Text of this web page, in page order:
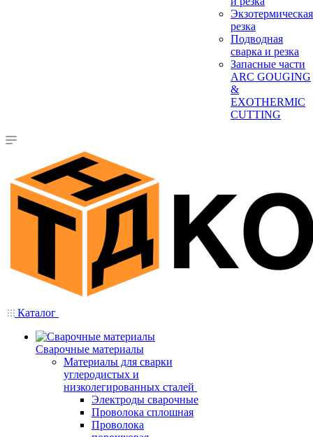
Экзотермическая
резка
Подводная
сварка и резка
Запасные части
ARC GOUGING
&
EXOTHERMIC
CUTTING
Каталог
Сварочные материалы
Материалы для сварки
углеродистых и
низколегированных сталей
Электроды сварочные
Проволока сплошная
Проволока